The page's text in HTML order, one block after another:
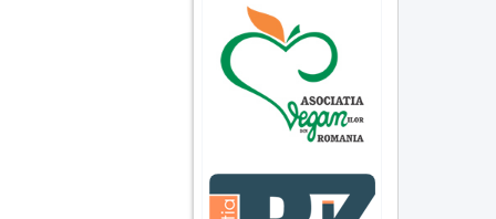
ani, privind in urma
realizez cat de multe
greseli am facut in
educatia si cresterea
ei, am fost o mama
egoista, preocupata
de implinirea
profesionala, cand ea
era mica am neglijat-
agresiva, orice
greseala era taxata cu
o palma sau pedepse.